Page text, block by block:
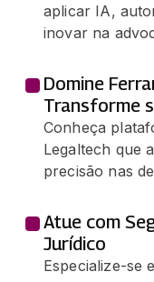
aplicar IA,
inovar na
Domine
Transforme
Conheça
Legaltech que
precisão nas
Atue com
Jurídico
Especialize-se